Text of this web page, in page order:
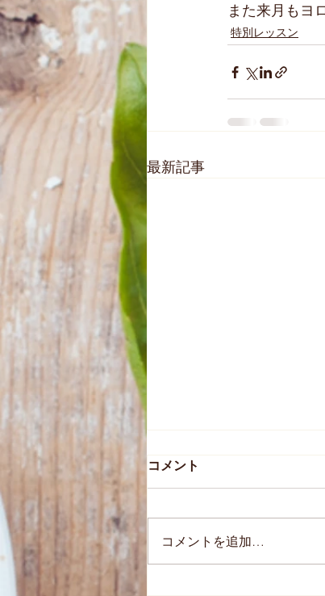
また来月もヨ
特別レッスン
最新記事
かくちょこパン
コメント
コメントを追加…